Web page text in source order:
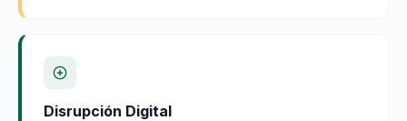
Disrupción Digital